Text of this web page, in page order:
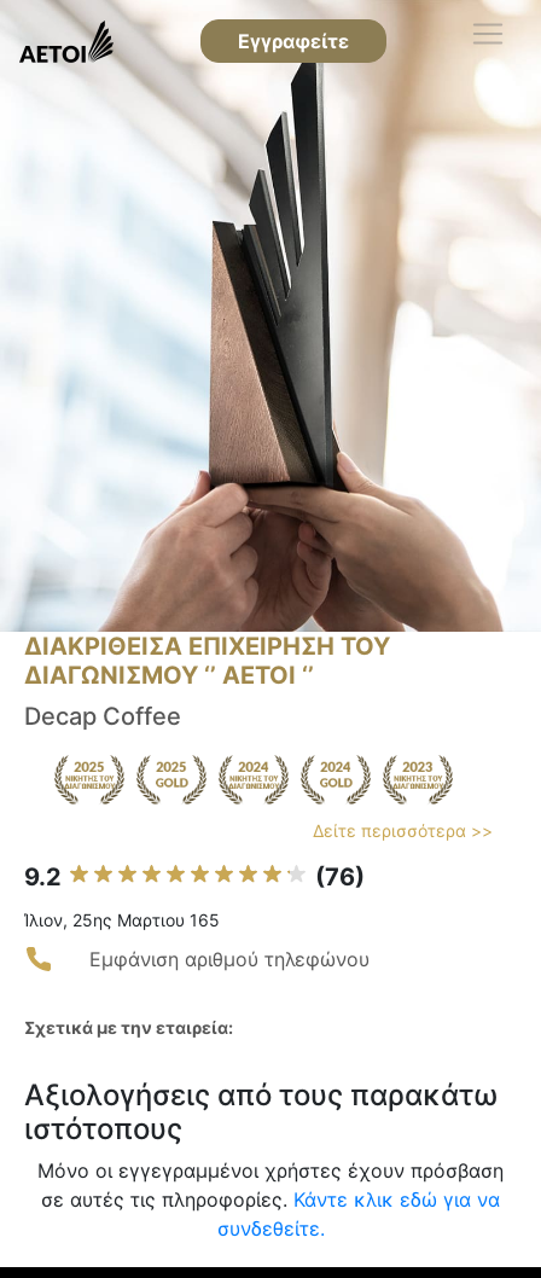
Εγγραφείτε
ΔΙΑΚΡΙΘΕΙΣΑ ΕΠΙΧΕΙΡΗΣΗ ΤΟΥ
ΔΙΑΓΩΝΙΣΜΟΥ ‘’ ΑΕΤΟΙ ‘’
Decap Coffee
Δείτε περισσότερα >>
9.2 (76)
Ίλιον, 25ης Μαρτιου 165
Εμφάνιση αριθμού τηλεφώνου
Σχετικά με την εταιρεία:
Αξιολογήσεις από τους παρακάτω
ιστότοπους
Μόνο οι εγγεγραμμένοι χρήστες έχουν πρόσβαση
σε αυτές τις πληροφορίες. Κάντε κλικ εδώ για να
συνδεθείτε.